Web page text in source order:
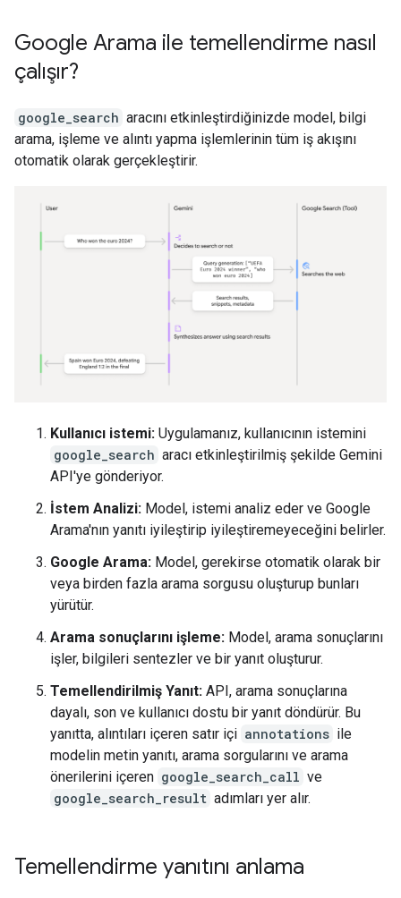
Google Arama ile temellendirme nasıl
çalışır?
google_search aracını etkinleştirdiğinizde model, bilgi
arama, işleme ve alıntı yapma işlemlerinin tüm iş akışını
otomatik olarak gerçekleştirir.
Kullanıcı istemi: Uygulamanız, kullanıcının istemini
google_search aracı etkinleştirilmiş şekilde Gemini
API'ye gönderiyor.
İstem Analizi: Model, istemi analiz eder ve Google
Arama'nın yanıtı iyileştirip iyileştiremeyeceğini belirler.
Google Arama: Model, gerekirse otomatik olarak bir
veya birden fazla arama sorgusu oluşturup bunları
yürütür.
Arama sonuçlarını işleme: Model, arama sonuçlarını
işler, bilgileri sentezler ve bir yanıt oluşturur.
Temellendirilmiş Yanıt: API, arama sonuçlarına
dayalı, son ve kullanıcı dostu bir yanıt döndürür. Bu
yanıtta, alıntıları içeren satır içi annotations ile
modelin metin yanıtı, arama sorgularını ve arama
önerilerini içeren google_search_call ve
google_search_result adımları yer alır.
Temellendirme yanıtını anlama